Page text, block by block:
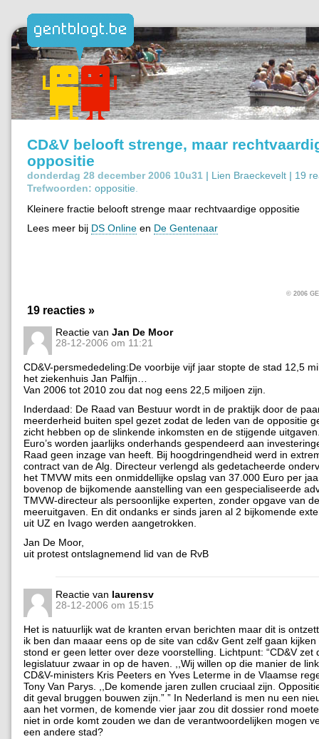
CD&V belooft strenge, maar
oppositie
donderdag 28 december 2006 10u31 | Lien Braeckevelt | 19
Trefwoorden: oppositie
Kleinere fractie belooft strenge maar rechtvaardige oppositie
Lees meer bij DS Online en De Gentenaar
© 2006
19 reacties »
Reactie van Jan De Moor
28-12-2006 om 11:21
CD&V-persmededeling:De voorbije vijf jaar stopte de stad 12,5
het ziekenhuis Jan Palfijn…
Van 2006 tot 2010 zou dat nog eens 22,5 miljoen zijn.
Inderdaad: De Raad van Bestuur wordt in de praktijk door de
meerderheid buiten spel gezet zodat de leden van de oppositie
zicht hebben op de slinkende inkomsten en de stijgende
Euro’s worden jaarlijks onderhands gespendeerd aan
Raad geen inzage van heeft. Bij hoogdringendheid werd in
contract van de Alg. Directeur verlengd als gedetacheerde
het TMVW mits een onmiddellijke opslag van 37.000 Euro per
bovenop de bijkomende aanstelling van een gespecialiseerde
TMVW-directeur als persoonlijke experten, zonder opgave van
meeruitgaven. En dit ondanks er sinds jaren al 2 bijkomende
uit UZ en Ivago werden aangetrokken.
Jan De Moor,
uit protest ontslagnemend lid van de RvB
Reactie van laurensv
28-12-2006 om 15:15
Het is natuurlijk wat de kranten ervan berichten maar dit is
ik ben dan maaar eens op de site van cd&v Gent zelf gaan
stond er geen letter over deze voorstelling. Lichtpunt: “CD&V zet
legislatuur zwaar in op de haven. ,,Wij willen op die manier de
CD&V-ministers Kris Peeters en Yves Leterme in de Vlaamse
Tony Van Parys. ,,De komende jaren zullen cruciaal zijn.
dit geval bruggen bouwen zijn.” ” In Nederland is men nu een
aan het vormen, de komende vier jaar zou dit dossier rond
niet in orde komt zouden we dan de verantwoordelijken mogen
een andere stad?